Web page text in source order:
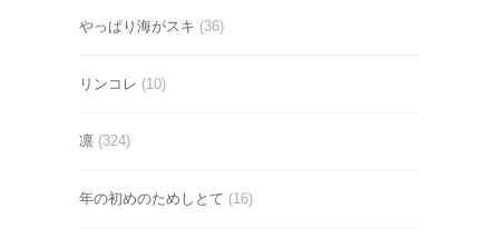
やっぱり海がスキ (36)
リンコレ (10)
凛 (324)
年の初めのためしとて (16)